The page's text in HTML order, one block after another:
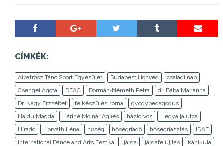
CÍMKÉK:
Albatrosz Tánc Sport Egyesület Budapest Honvéd
családi nap
Csengei Ágota
DEAC Dormán-Németh Petra
dr. Bába Marianna
Dr. Nagy Erzsébet
felkészülési torna
gyógypedagógus
Hajdu Magda
Háriné Molnár Ágnes háziorvos
Hegyalja utca
Híradó
Horváth Léna hőség hőségriadó hőségriasztás
IDAF
International Dance and Arts Festival
járda járdafelújítás
kánikula